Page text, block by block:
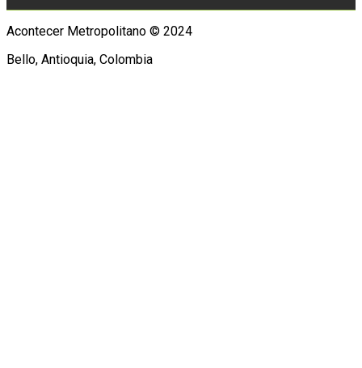
Acontecer Metropolitano © 2024
Bello, Antioquia, Colombia